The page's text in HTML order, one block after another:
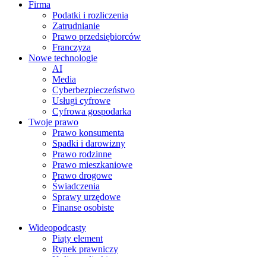
Firma
Podatki i rozliczenia
Zatrudnianie
Prawo przedsiębiorców
Franczyza
Nowe technologie
AI
Media
Cyberbezpieczeństwo
Usługi cyfrowe
Cyfrowa gospodarka
Twoje prawo
Prawo konsumenta
Spadki i darowizny
Prawo rodzinne
Prawo mieszkaniowe
Prawo drogowe
Świadczenia
Sprawy urzędowe
Finanse osobiste
Wideopodcasty
Piąty element
Rynek prawniczy